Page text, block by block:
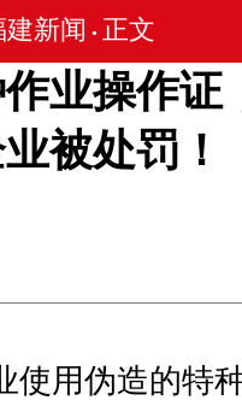
新闻 • 正文
业操作证
被处罚！
用伪造的特